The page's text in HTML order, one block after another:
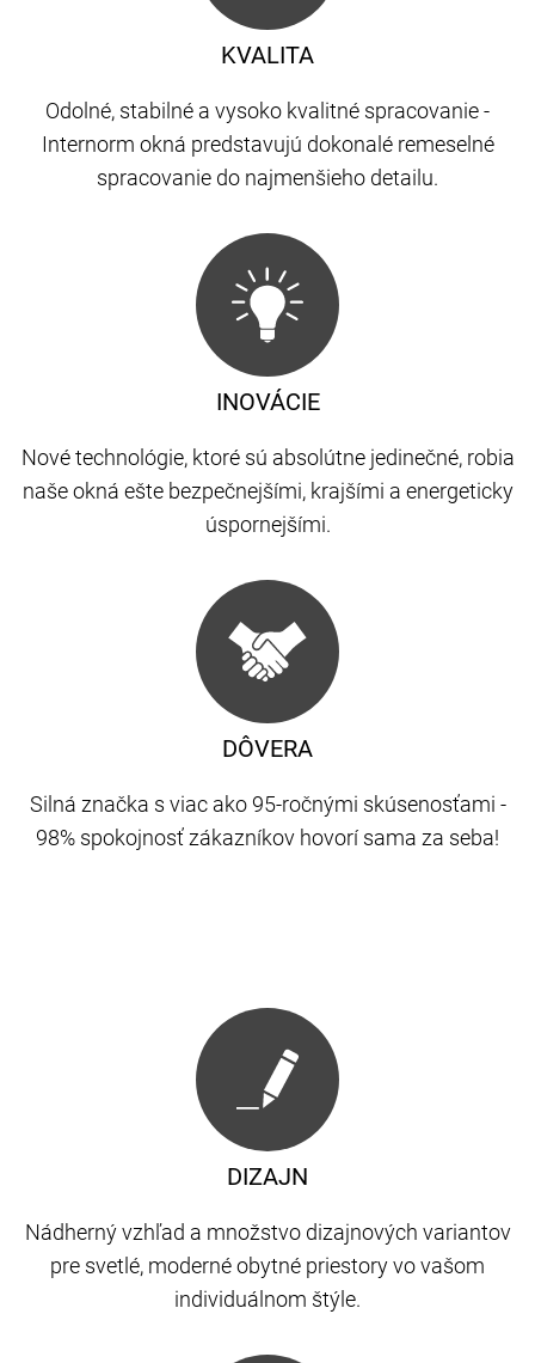
KVALITA
Odolné, stabilné a vysoko kvalitné spracovanie -
Internorm okná predstavujú dokonalé remeselné
spracovanie do najmenšieho detailu.
DÔVERA
Silná značka s viac ako 95-ročnými skúsenosťami -
98% spokojnosť zákazníkov hovorí sama za seba!
INOVÁCIE
Nové technológie, ktoré sú absolútne jedinečné, robia
naše okná ešte bezpečnejšími, krajšími a energeticky
úspornejšími.
DIZAJN
Nádherný vzhľad a množstvo dizajnových variantov
pre svetlé, moderné obytné priestory vo vašom
individuálnom štýle.